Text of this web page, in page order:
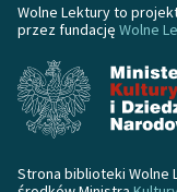
Wolne Lektury to
przez fundację Wolne
Strona biblioteki Wolne